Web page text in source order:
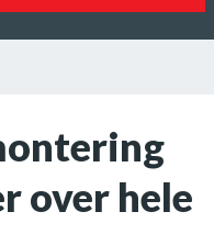
over hele